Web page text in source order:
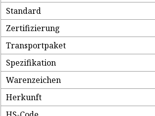
Standard
Zertifizierung
Transportpaket
Spezifikation
Warenzeichen
Herkunft